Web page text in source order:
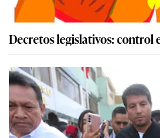
Decretos legislativos: control